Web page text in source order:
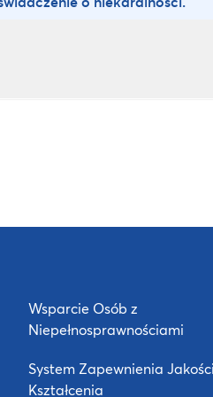
Wsparcie Osób z
Niepełnosprawnościami
System Zapewnienia Jakości
Kształcenia